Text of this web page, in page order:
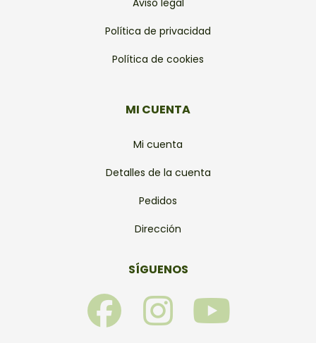
Política de privacidad
Política de cookies
MI CUENTA
Mi cuenta
Detalles de la cuenta
Pedidos
Dirección
SÍGUENOS
F I Y